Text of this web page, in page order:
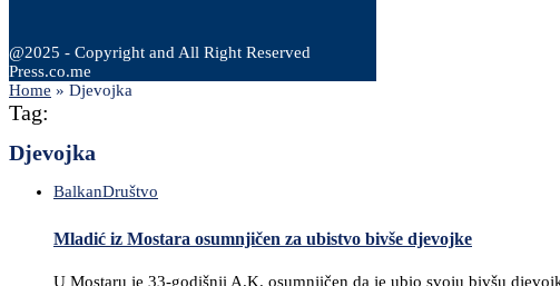
@2025 - Copyright and All Right Reserved
Press.co.me
Home » Djevojka
Tag:
Djevojka
BalkanDruštvo
Mladić iz Mostara osumnjičen za ubistvo bivše djevojke
U Mostaru je 33-godišnji A.K. osumnjičen da je ubio svoju bivšu